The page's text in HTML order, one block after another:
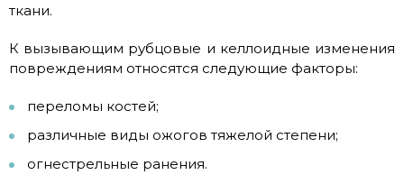
ткани.
К вызывающим рубцовые и келлоидные изменения
повреждениям относятся следующие факторы:
переломы костей;
различные виды ожогов тяжелой степени;
огнестрельные ранения.